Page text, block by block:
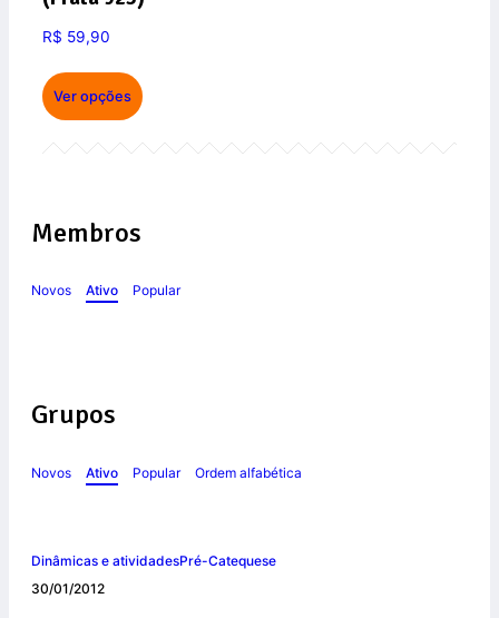
R$ 59,90
Ver opções
Membros
Novos Ativo Popular
Grupos
Novos Ativo Popular Ordem alfabética
Dinâmicas e atividadesPré-Catequese
30/01/2012